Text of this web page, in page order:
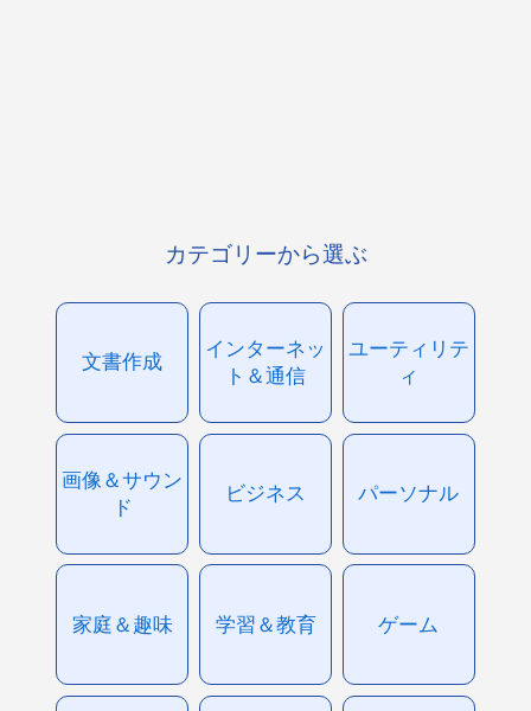
カテゴリーから選ぶ
文書作成
インターネッ
ト＆通信
ユーティリテ
ィ
画像＆サウン
ド
ビジネス パーソナル
家庭＆趣味 学習＆教育 ゲーム